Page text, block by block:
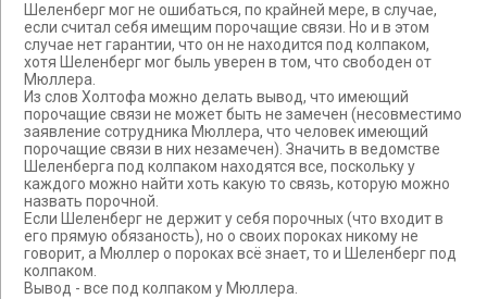
Шеленберг мог не ошибаться, по крайней мере, в случае,
если считал себя имещим порочащие связи. Но и в этом
случае нет гарантии, что он не находится под колпаком,
хотя Шеленберг мог быль уверен в том, что свободен от
Мюллера.
Из слов Холтофа можно делать вывод, что имеющий
порочащие связи не может быть не замечен (несовместимо
заявление сотрудника Мюллера, что человек имеющий
порочащие связи в них незамечен). Значить в ведомстве
Шеленберга под колпаком находятся все, поскольку у
каждого можно найти хоть какую то связь, которую можно
назвать порочной.
Если Шеленберг не держит у себя порочных (что входит в
его прямую обязаность), но о своих пороках никому не
говорит, а Мюллер о пороках всё знает, то и Шеленберг под
колпаком.
Вывод - все под колпаком у Мюллера.